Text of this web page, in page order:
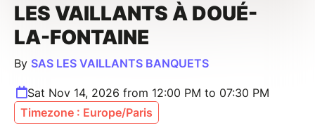
LES VAILLANTS À DOUÉ-
LA-FONTAINE
By SAS LES VAILLANTS BANQUETS
Sat Nov 14, 2026 from 12:00 PM to 07:30 PM
Timezone : Europe/Paris